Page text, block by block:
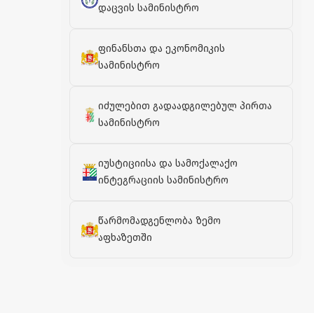
დაცვის სამინისტრო
ფინანსთა და ეკონომიკის
სამინისტრო
იძულებით გადაადგილებულ პირთა
სამინისტრო
იუსტიციისა და სამოქალაქო
ინტეგრაციის სამინისტრო
წარმომადგენლობა ზემო
აფხაზეთში